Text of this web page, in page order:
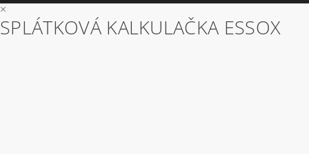
×
SPLÁTKOVÁ KALKULAČKA ESSOX